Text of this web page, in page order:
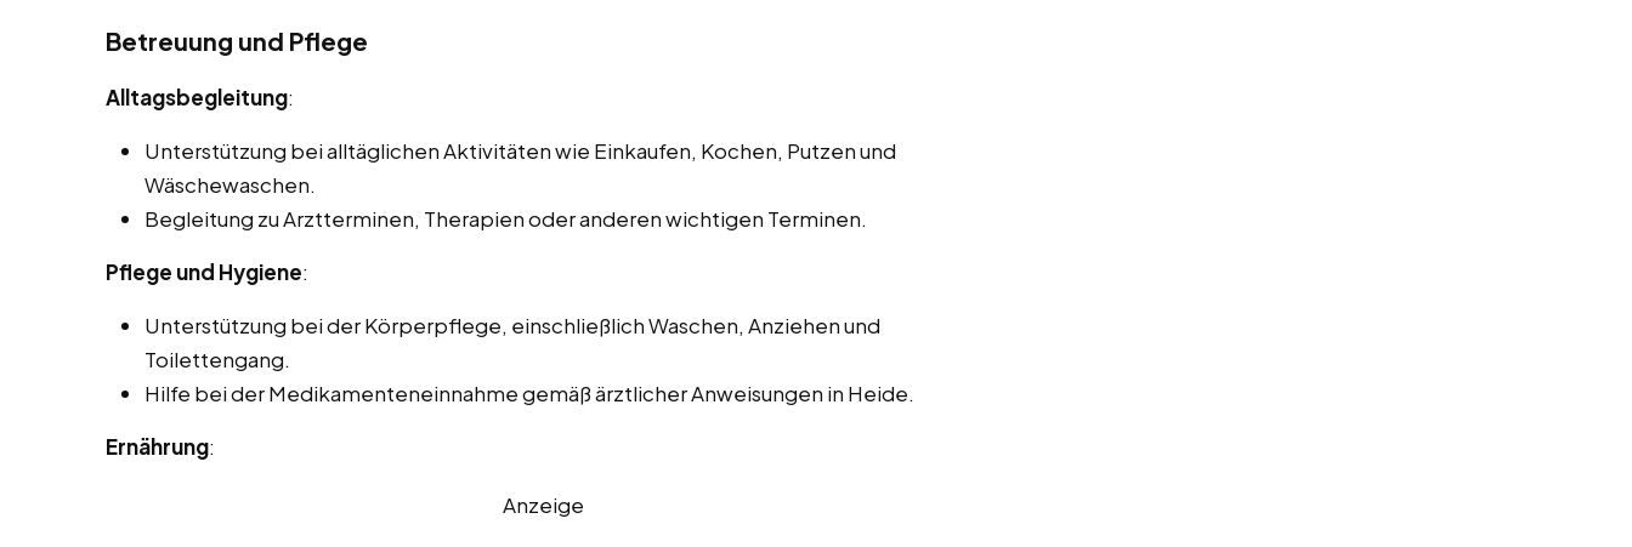
Betreuung und Pflege
Alltagsbegleitung:
Unterstützung bei alltäglichen Aktivitäten wie Einkaufen, Kochen, Putzen und
Wäschewaschen.
Begleitung zu Arztterminen, Therapien oder anderen wichtigen Terminen.
Pflege und Hygiene:
Unterstützung bei der Körperpflege, einschließlich Waschen, Anziehen und
Toilettengang.
Hilfe bei der Medikamenteneinnahme gemäß ärztlicher Anweisungen in Heide.
Ernährung:
Anzeige